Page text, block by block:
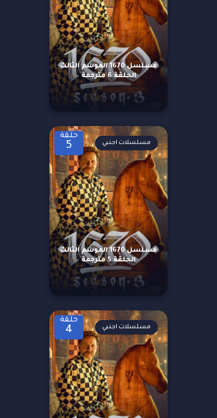
مسلسل 1670 الموسم الثالث
الحلقة 6 مترجمة
حلقة
5
مسلسل 1670 الموسم الثالث
الحلقة 5 مترجمة
مسلسلات اجنبي
حلقة
4 مسلسلات اجنبي